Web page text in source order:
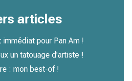
articles
immédiat pour Pan Am !
un tatouage d'artiste !
: mon best-of !